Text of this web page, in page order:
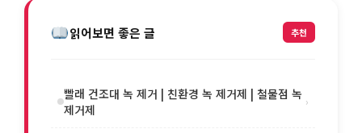
읽어보면 좋은 글 추천
빨래 건조대 녹 제거 | 친환경 녹 제거제 | 철물점 녹
제거제
›